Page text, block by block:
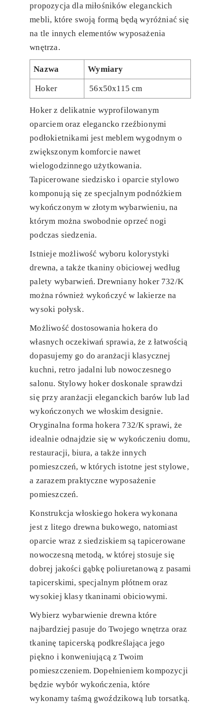
propozycja dla miłośników eleganckich
mebli, które swoją formą będą wyróżniać się
na tle innych elementów wyposażenia
wnętrza.
Nazwa Wymiary
Hoker 56x50x115 cm
Hoker z delikatnie wyprofilowanym
oparciem oraz elegancko rzeźbionymi
podłokietnikami jest meblem wygodnym o
zwiększonym komforcie nawet
wielogodzinnego użytkowania.
Tapicerowane siedzisko i oparcie stylowo
komponują się ze specjalnym podnóżkiem
wykończonym w złotym wybarwieniu, na
którym można swobodnie oprzeć nogi
podczas siedzenia.
Istnieje możliwość wyboru kolorystyki
drewna, a także tkaniny obiciowej według
palety wybarwień. Drewniany hoker 732/K
można również wykończyć w lakierze na
wysoki połysk.
Możliwość dostosowania hokera do
własnych oczekiwań sprawia, że z łatwością
dopasujemy go do aranżacji klasycznej
kuchni, retro jadalni lub nowoczesnego
salonu. Stylowy hoker doskonale sprawdzi
się przy aranżacji eleganckich barów lub lad
wykończonych we włoskim designie.
Oryginalna forma hokera 732/K sprawi, że
idealnie odnajdzie się w wykończeniu domu,
restauracji, biura, a także innych
pomieszczeń, w których istotne jest stylowe,
a zarazem praktyczne wyposażenie
pomieszczeń.
Konstrukcja włoskiego hokera wykonana
jest z litego drewna bukowego, natomiast
oparcie wraz z siedziskiem są tapicerowane
nowoczesną metodą, w której stosuje się
dobrej jakości gąbkę poliuretanową z pasami
tapicerskimi, specjalnym płótnem oraz
wysokiej klasy tkaninami obiciowymi.
Wybierz wybarwienie drewna które
najbardziej pasuje do Twojego wnętrza oraz
tkaninę tapicerską podkreślająca jego
piękno i konweniującą z Twoim
pomieszczeniem. Dopełnieniem kompozycji
będzie wybór wykończenia, które
wykonamy taśmą gwoździkową lub torsatką.